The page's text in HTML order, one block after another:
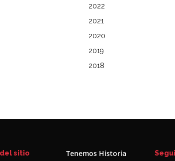
2022
2021
2020
2019
2018
del sitio
Tenemos Historia